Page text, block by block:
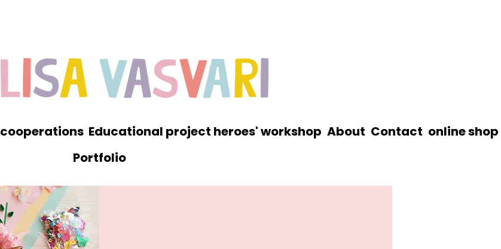
cooperations Educational project heroes' workshop About Contact online shop
Portfolio